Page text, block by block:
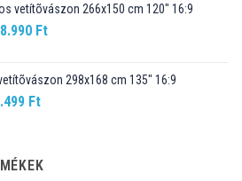
Ft.89.990 Ft.
vetítõvászon 266x150 cm 120" 16:9
Ft.
FtCurrent
98.990 Ft.
298x168 cm 135" 16:9
Ft.
FtCurrent
76.499 Ft.